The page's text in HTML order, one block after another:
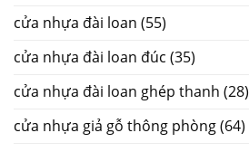
cửa nhựa đài loan (55)
cửa nhựa đài loan đúc (35)
cửa nhựa đài loan ghép thanh (28)
cửa nhựa giả gỗ thông phòng(64)